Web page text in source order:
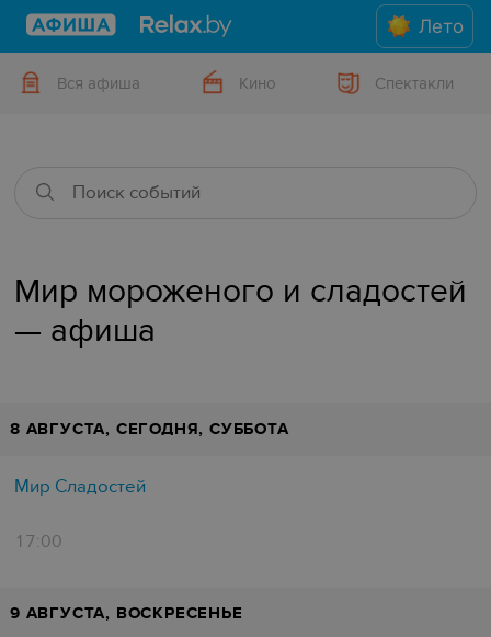
Лето
Вся афиша Кино Спектакли
Мир мороженого и сладостей
— афиша
8 АВГУСТА, СЕГОДНЯ, СУББОТА
Мир Сладостей
17:00
9 АВГУСТА, ВОСКРЕСЕНЬЕ